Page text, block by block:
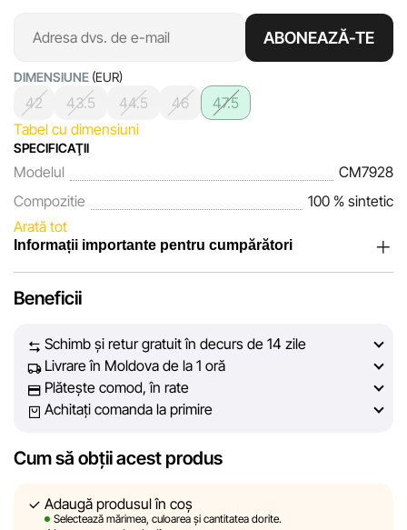
ABONEAZĂ-TE
DIMENSIUNE (EUR)
42 43.5 44.5 46
47.5
Tabel cu dimensiuni
SPECIFICAŢII
Modelul
CM7928
Compozitie
100 % sintetic
Arată tot
Informații importante pentru cumpărători
încrederea clienților noștri. În fiecare zi depunem eforturi
prezentate pe site să fie cât mai complete, obiective și
actuale. Scopul nostru este să vă oferim informații corecte și
veridice, pentru ca dvs. să puteți lua cea mai bună decizie
de cumpărare.
Cu toate acestea, în ciuda controlului constant, Sportlandia
afișate pe site, din cauza unor posibile erori tehnice sau
disfuncționalități. De asemenea, nu ne asumăm
Beneficii
Schimb și retur gratuit în decurs de 14 zile
Livrare în Moldova de la 1 oră
Plătește comod, în rate
Achitați comanda la primire
Cum să obții acest produs
Adaugă produsul în coș
Selectează mărimea, culoarea și cantitatea dorite.